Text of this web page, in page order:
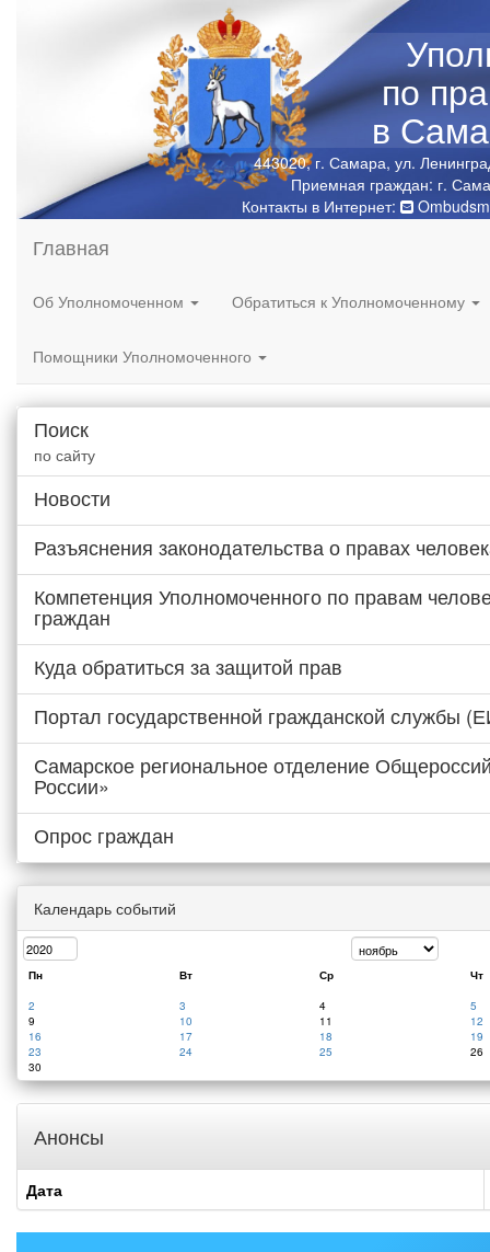
по
в
443020, г. Самара, ул.
Приемная граждан: г.
Контакты в Интернет:
Главная
Об Уполномоченном Обратиться к Уполномоченному
Помощники Уполномоченного
Поиск
по сайту
Новости
Разъяснения законодательства о правах
Компетенция Уполномоченного по правам
граждан
Куда обратиться за защитой прав
Портал государственной гражданской службы
Самарское региональное отделение
России»
Опрос граждан
Календарь событий
Пн Вт Ср
Чт
2
3 4
5
9
10 11
12
16
17 18
19
23
24 25
26
30
Анонсы
Дата